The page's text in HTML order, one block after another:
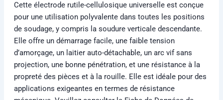
Cette électrode rutile-cellulosique universelle est conçue
pour une utilisation polyvalente dans toutes les positions
de soudage, y compris la soudure verticale descendante.
Elle offre un démarrage facile, une faible tension
d’amorçage, un laitier auto-détachable, un arc vif sans
projection, une bonne pénétration, et une résistance à la
propreté des pièces et à la rouille. Elle est idéale pour des
applications exigeantes en termes de résistance